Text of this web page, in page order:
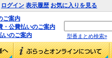
ログイン 表示履歴 お気に入りを見る
ご案内
・公費払いのご案内
いのご案内
型番まとめ検索»